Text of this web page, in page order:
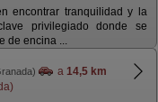
encontrar tranquilidad y la
privilegiado donde se
de encina ...
a 14,5 km